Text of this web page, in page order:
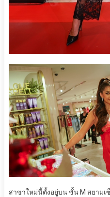
สาขาใหม่นี้ตั้งอยู่บน ชั้น M สยามเ